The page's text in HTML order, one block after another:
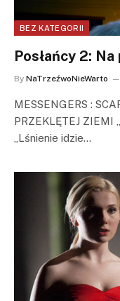
BEZ KATEGORII
Posłańcy 2:
By NaTrzeźwoNieWarto
MESSENGERS :
PRZEKLĘTEJ ZIEMI
„Lśnienie idzie…